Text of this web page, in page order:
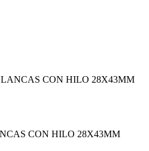
CON HILO 28X43MM